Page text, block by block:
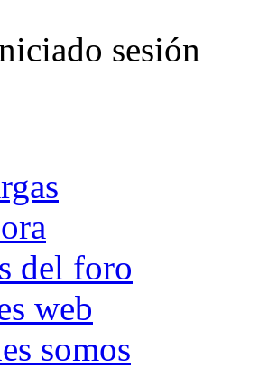
sesión
del foro
web
somos